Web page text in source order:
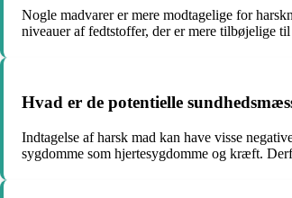
Nogle madvarer er mere modtagelige for
niveauer af fedtstoffer, der er mere tilbøjelige
Hvad er de potentielle
Indtagelse af harsk mad kan have visse
sygdomme som hjertesygdomme og kræft.